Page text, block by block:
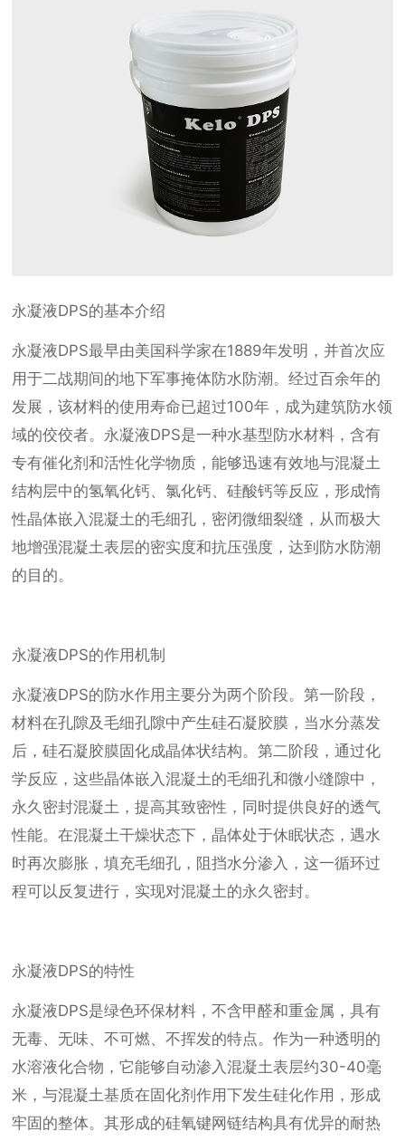
永凝液DPS的基本介绍
永凝液DPS最早由美国科学家在1889年发明，并首次应
用于二战期间的地下军事掩体防水防潮。经过百余年的
发展，该材料的使用寿命已超过100年，成为建筑防水领
域的佼佼者。永凝液DPS是一种水基型防水材料，含有
专有催化剂和活性化学物质，能够迅速有效地与混凝土
结构层中的氢氧化钙、氯化钙、硅酸钙等反应，形成惰
性晶体嵌入混凝土的毛细孔，密闭微细裂缝，从而极大
地增强混凝土表层的密实度和抗压强度，达到防水防潮
的目的。
永凝液DPS的作用机制
永凝液DPS的防水作用主要分为两个阶段。第一阶段，
材料在孔隙及毛细孔隙中产生硅石凝胶膜，当水分蒸发
后，硅石凝胶膜固化成晶体状结构。第二阶段，通过化
学反应，这些晶体嵌入混凝土的毛细孔和微小缝隙中，
永久密封混凝土，提高其致密性，同时提供良好的透气
性能。在混凝土干燥状态下，晶体处于休眠状态，遇水
时再次膨胀，填充毛细孔，阻挡水分渗入，这一循环过
程可以反复进行，实现对混凝土的永久密封。
永凝液DPS的特性
永凝液DPS是绿色环保材料，不含甲醛和重金属，具有
无毒、无味、不可燃、不挥发的特点。作为一种透明的
水溶液化合物，它能够自动渗入混凝土表层约30-40毫
米，与混凝土基质在固化剂作用下发生硅化作用，形成
牢固的整体。其形成的硅氧键网链结构具有优异的耐热